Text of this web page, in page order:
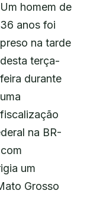
Um homem de
36 anos foi
preso na tarde
desta terça-
feira durante
uma
fiscalização
na BR-
um
Grosso